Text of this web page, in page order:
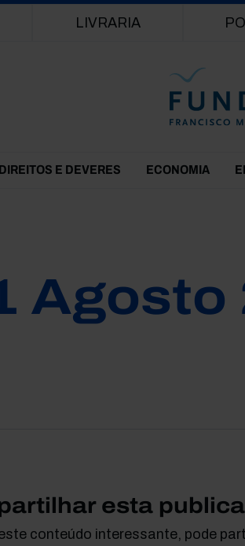
LIVRARIA
DIREITOS E DEVERES ECONOMIA
Agosto
esta
conteúdo interessante, pode